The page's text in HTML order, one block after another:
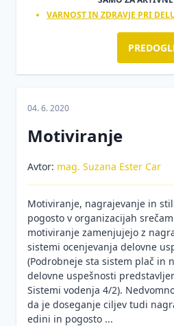
VARNOST IN ZDRAVJE PRI
04. 6. 2020
Motiviranje
Avtor: mag. Suzana Ester Car
Motiviranje, nagrajevanje in
pogosto v organizacijah
motiviranje zamenjujejo z
sistemi ocenjevanja delovne
(Podrobneje sta sistem plač in
delovne uspešnosti
Sistemi vodenja 4/2).
da je doseganje ciljev tudi
edini in pogosto ...